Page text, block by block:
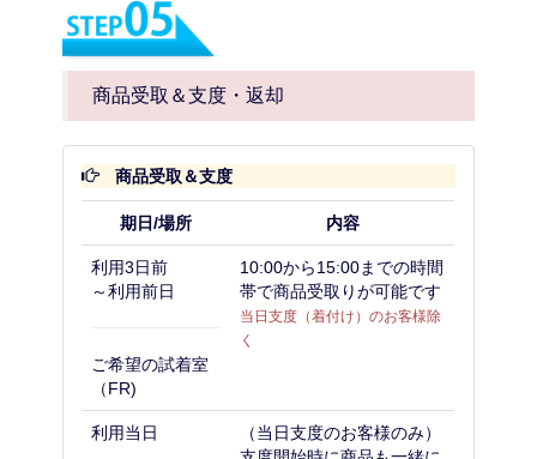
商品受取＆支度・返却
商品受取＆支度
期日/場所 内容
利用3日前
～利用前日
ご希望の試着室
（FR)
10:00から15:00までの時間
帯で商品受取りが可能です
当日支度（着付け）のお客様除
く
利用当日
（当日支度のお客様のみ）